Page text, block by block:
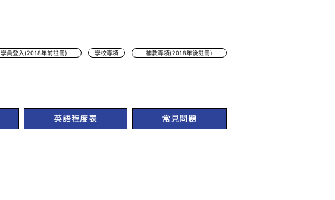
學員登入(2018年前註冊) 學校專項 補教專項(2018年後註冊)
英語程度表 常見問題